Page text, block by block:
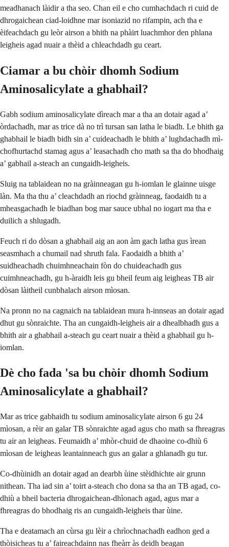
meadhanach làidir a tha seo. Chan eil e cho cumhachdach ri cuid de
dhrogaichean ciad-loidhne mar isoniazid no rifampin, ach tha e
èifeachdach gu leòr airson a bhith na phàirt luachmhor den phlana
leigheis agad nuair a thèid a chleachdadh gu ceart.
Ciamar a bu chòir dhomh Sodium
Aminosalicylate a ghabhail?
Gabh sodium aminosalicylate dìreach mar a tha an dotair agad a’
òrdachadh, mar as trice dà no trì tursan san latha le biadh. Le bhith ga
ghabhail le biadh bidh sin a’ cuideachadh le bhith a’ lughdachadh mì-
chofhurtachd stamag agus a’ leasachadh cho math sa tha do bhodhaig
a’ gabhail a-steach an cungaidh-leigheis.
Sluig na tablaidean no na gràinneagan gu h-iomlan le glainne uisge
làn. Ma tha thu a’ cleachdadh an riochd gràinneag, faodaidh tu a
mheasgachadh le biadhan bog mar sauce ubhal no iogart ma tha e
duilich a shlugadh.
Feuch ri do dòsan a ghabhail aig an aon àm gach latha gus ìrean
seasmhach a chumail nad shruth fala. Faodaidh a bhith a’
suidheachadh chuimhneachain fòn do chuideachadh gus
cuimhneachadh, gu h-àraidh leis gu bheil feum aig leigheas TB air
dòsan làitheil cunbhalach airson mìosan.
Na pronn no na cagnaich na tablaidean mura h-innseas an dotair agad
dhut gu sònraichte. Tha an cungaidh-leigheis air a dhealbhadh gus a
bhith air a ghabhail a-steach gu ceart nuair a thèid a ghabhail gu h-
iomlan.
Dè cho fada 'sa bu chòir dhomh Sodium
Aminosalicylate a ghabhail?
Mar as trice gabhaidh tu sodium aminosalicylate airson 6 gu 24
mìosan, a rèir an galar TB sònraichte agad agus cho math sa fhreagras
tu air an leigheas. Feumaidh a’ mhòr-chuid de dhaoine co-dhiù 6
mìosan de leigheas leantainneach gus an galar a ghlanadh gu tur.
Co-dhùinidh an dotair agad an dearbh ùine stèidhichte air grunn
nithean. Tha iad sin a’ toirt a-steach cho dona sa tha an TB agad, co-
dhiù a bheil bacteria dhrogaichean-dhìonach agad, agus mar a
fhreagras do bhodhaig ris an cungaidh-leigheis thar ùine.
Tha e deatamach an cùrsa gu lèir a chrìochnachadh eadhon ged a
thòisicheas tu a’ faireachdainn nas fheàrr às deidh beagan